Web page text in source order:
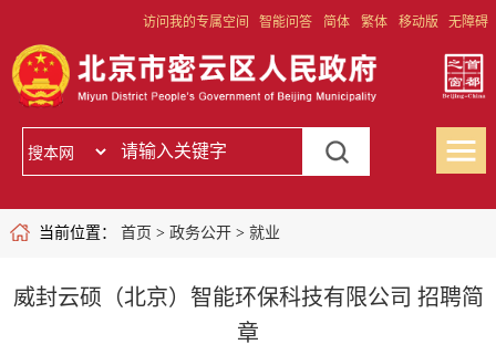
访问我的专属空间 智能问答 简体 繁体 移动版 无障碍
当前位置： 首页 > 政务公开> 就业
威封云硕（北京）智能环保科技有限公司 招聘简
章